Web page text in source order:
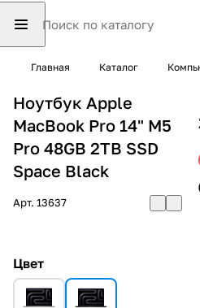
Главная Каталог
Ноутбук Apple
MacBook Pro 14" M5
Pro 48GB 2TB SSD
Space Black
Арт. 13637
Цвет